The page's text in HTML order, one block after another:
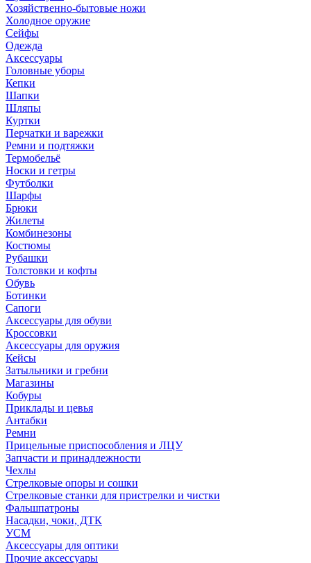
Хозяйственно-бытовые ножи
Холодное оружие
Сейфы
Одежда
Аксессуары
Головные уборы
Кепки
Шапки
Шляпы
Куртки
Перчатки и варежки
Ремни и подтяжки
Термобельё
Носки и гетры
Футболки
Шарфы
Брюки
Жилеты
Комбинезоны
Костюмы
Рубашки
Толстовки и кофты
Обувь
Ботинки
Сапоги
Аксессуары для обуви
Кроссовки
Аксессуары для оружия
Кейсы
Затыльники и гребни
Магазины
Кобуры
Приклады и цевья
Антабки
Ремни
Прицельные приспособления и ЛЦУ
Запчасти и принадлежности
Чехлы
Стрелковые опоры и сошки
Стрелковые станки для пристрелки и чистки
Фальшпатроны
Насадки, чоки, ДТК
УСМ
Аксессуары для оптики
Прочие аксессуары